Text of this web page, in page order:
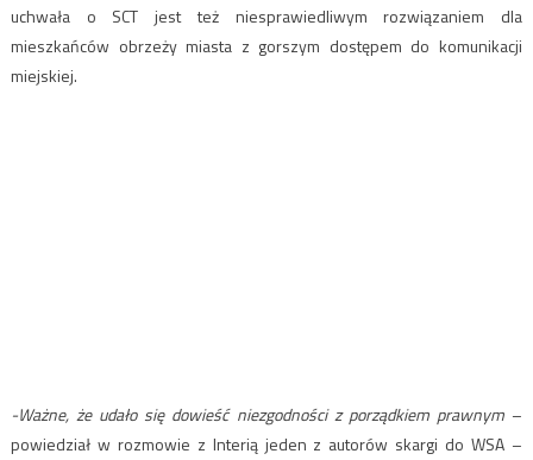
uchwała o SCT jest też niesprawiedliwym rozwiązaniem dla
mieszkańców obrzeży miasta z gorszym dostępem do komunikacji
miejskiej.
-Ważne, że udało się dowieść niezgodności z porządkiem prawnym–
powiedział w rozmowie z Interią jeden z autorów skargi do WSA –